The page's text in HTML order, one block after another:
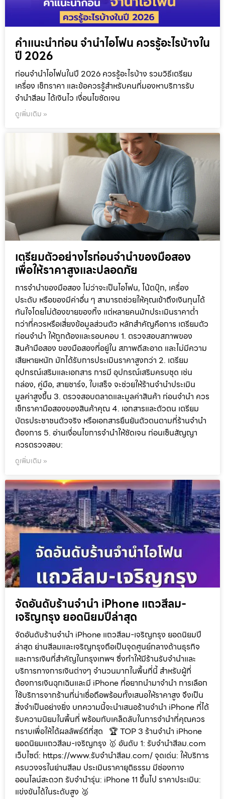
คำแนะนำก่อน จำนำไอโฟน ควรรู้อะไรบ้างใน
ปี 2026
ก่อนจำนำไอโฟนในปี 2026 ควรรู้อะไรบ้าง รวมวิธีเตรียม
เครื่อง เช็กราคา และข้อควรรู้สำหรับคนที่มองหาบริการรับ
จำนำสีลม ได้เงินไว เงื่อนไขชัดเจน
ดูเพิ่มเติม »
เตรียมตัวอย่างไรก่อนจำนำของมือสอง
เพื่อให้ราคาสูงและปลอดภัย
การจำนำของมือสอง ไม่ว่าจะเป็นไอโฟน, โน้ตบุ๊ก, เครื่อง
ประดับ หรือของมีค่าอื่น ๆ สามารถช่วยให้คุณเข้าถึงเงินทุนได้
ทันใจโดยไม่ต้องขายของทิ้ง แต่หลายคนมักประเมินราคาต่ำ
กว่าที่ควรหรือเสี่ยงข้อมูลส่วนตัว หลักสำคัญคือการ เตรียมตัว
ก่อนจำนำ ให้ถูกต้องและรอบคอบ 1. ตรวจสอบสภาพของ
สินค้ามือสอง ของมือสองที่อยู่ใน สภาพดีสะอาด และไม่มีความ
เสียหายหนัก มักได้รับการประเมินราคาสูงกว่า 2. เตรียม
อุปกรณ์เสริมและเอกสาร การมี อุปกรณ์เสริมครบชุด เช่น
กล่อง, คู่มือ, สายชาร์จ, ใบเสร็จ จะช่วยให้ร้านจำนำประเมิน
มูลค่าสูงขึ้น 3. ตรวจสอบตลาดและมูลค่าสินค้า ก่อนจำนำ ควร
เช็กราคามือสองของสินค้าคุณ 4. เอกสารและตัวตน เตรียม
บัตรประชาชนตัวจริง หรือเอกสารยืนยันตัวตนตามที่ร้านจำนำ
ต้องการ 5. อ่านเงื่อนไขการจำนำให้ชัดเจน ก่อนเซ็นสัญญา
ควรตรวจสอบ:
ดูเพิ่มเติม »
จัดอันดับร้านจำนำ iPhone แถวสีลม-
เจริญกรุง ยอดนิยมปีล่าสุด
จัดอันดับร้านจำนำ iPhone แถวสีลม-เจริญกรุง ยอดนิยมปี
ล่าสุด ย่านสีลมและเจริญกรุงถือเป็นจุดศูนย์กลางด้านธุรกิจ
และการเงินที่สำคัญในกรุงเทพฯ ซึ่งทำให้มีร้านรับจำนำและ
บริการทางการเงินต่างๆ จำนวนมากในพื้นที่นี้ สำหรับผู้ที่
ต้องการเงินฉุกเฉินและมี iPhone ที่อยากนำมาจำนำ การเลือก
ใช้บริการจากร้านที่น่าเชื่อถือพร้อมทั้งเสนอให้ราคาสูง จึงเป็น
สิ่งจำเป็นอย่างยิ่ง บทความนี้จะนำเสนอร้านจำนำ iPhone ที่ได้
รับความนิยมในพื้นที่ พร้อมกับเคล็ดลับในการจำนำที่คุณควร
ทราบเพื่อให้ได้ผลลัพธ์ดีที่สุด 🏆 TOP 3 ร้านจำนำ iPhone
ยอดนิยมแถวสีลม-เจริญกรุง 🥇 อันดับ 1: รับจำนำสีลม.com
เว็บไซต์: https://www.รับจํานําสีลม.com/ จุดเด่น: ให้บริการ
ครบวงจรในย่านสีลม ประเมินราคายุติธรรม มีช่องทาง
ออนไลน์สะดวก รับจำนำรุ่น: iPhone 11 ขึ้นไป ราคาประเมิน:
แข่งขันได้ในระดับสูง 🥈